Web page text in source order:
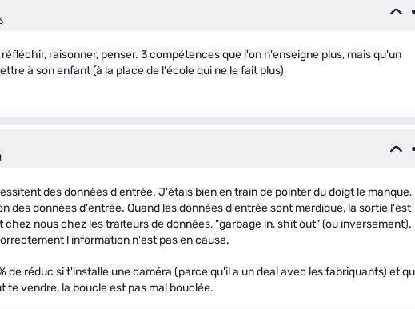
raisonner, penser. 3 compétences que l'on n'enseigne plus, mais qu'un
à son enfant (à la place de l'école qui ne le fait plus)
des données d'entrée. J'étais bien en train de pointer du doigt le manque,
des données d'entrée. Quand les données d'entrée sont merdique, la sortie l'est
nous chez les traiteurs de données, "garbage in, shit out" (ou inversement).
l'information n'est pas en cause.
de réduc si t'installe une caméra (parce qu'il a un deal avec les fabriquants) et
te vendre, la boucle est pas mal bouclée.